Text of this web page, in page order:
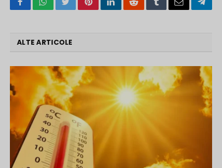
FacebookWhatsApp
TwitterPinterestLinkedInRedditTumblrEmail
ALTE ARTICOLE